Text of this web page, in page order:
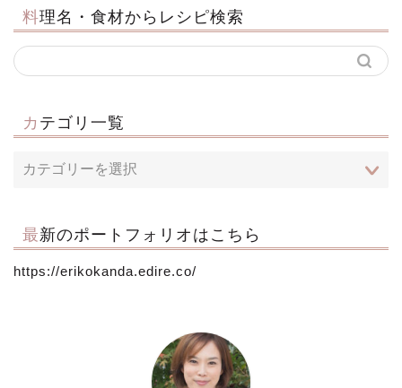
料理名・食材からレシピ検索
カテゴリ一覧
最新のポートフォリオはこちら
https://erikokanda.edire.co/